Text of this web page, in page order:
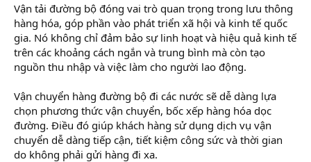
Vận tải đường bộ đóng vai trò quan trọng trong lưu thông
hàng hóa, góp phần vào phát triển xã hội và kinh tế quốc
gia. Nó không chỉ đảm bảo sự linh hoạt và hiệu quả kinh tế
trên các khoảng cách ngắn và trung bình mà còn tạo
nguồn thu nhập và việc làm cho người lao động.
Vận chuyển hàng đường bộ đi các nước sẽ dễ dàng lựa
chọn phương thức vận chuyển, bốc xếp hàng hóa dọc
đường. Điều đó giúp khách hàng sử dụng dịch vụ vận
chuyển dễ dàng tiếp cận, tiết kiệm công sức và thời gian
do không phải gửi hàng đi xa.